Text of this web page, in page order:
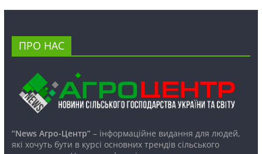
ПРО НАС
“News Агро-Центр”– інформаційне видання для людей,
які хочуть бути в курсі основних трендів сільського